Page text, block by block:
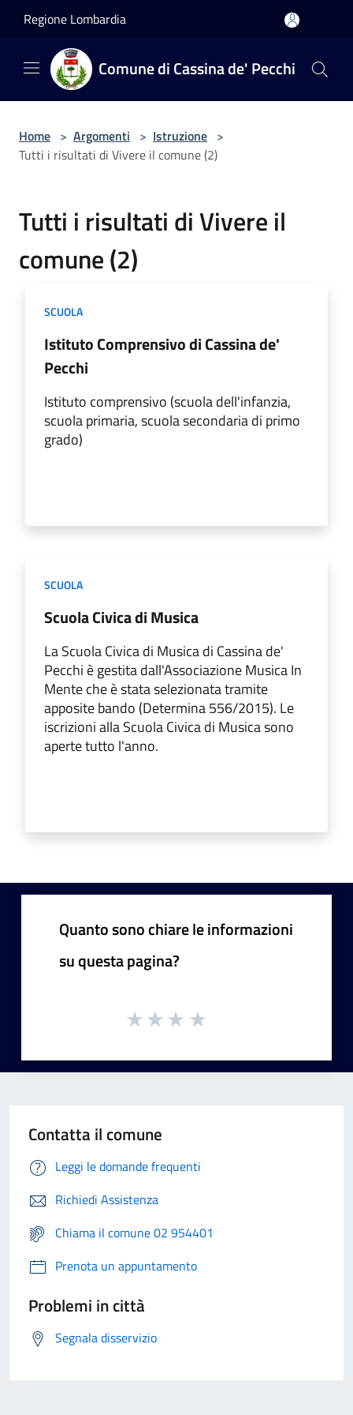
Regione Lombardia
Comune di Cassina de' Pecchi
Home > Argomenti > Istruzione >
Tutti i risultati di Vivere il comune (2)
Tutti i risultati di Vivere il
comune (2)
SCUOLA
Istituto Comprensivo di Cassina de'
Pecchi
Istituto comprensivo (scuola dell'infanzia,
scuola primaria, scuola secondaria di primo
grado)
SCUOLA
Scuola Civica di Musica
La Scuola Civica di Musica di Cassina de'
Pecchi è gestita dall'Associazione Musica In
Mente che è stata selezionata tramite
apposite bando (Determina 556/2015). Le
iscrizioni alla Scuola Civica di Musica sono
aperte tutto l'anno.
Quanto sono chiare le informazioni
su questa pagina?
Contatta il comune
Leggi le domande frequenti
Richiedi Assistenza
Chiama il comune 02 954401
Prenota un appuntamento
Problemi in città
Segnala disservizio